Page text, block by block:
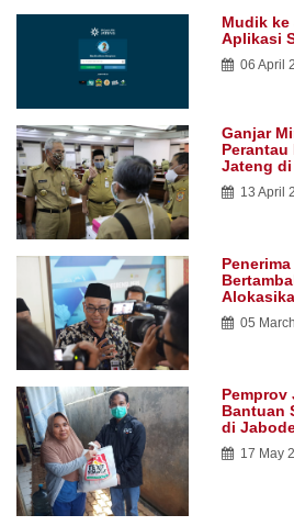
Mudik ke
Aplikasi
06 April
Ganjar
Perantau
Jateng di
13 April
05
Bantuan
di
17 May